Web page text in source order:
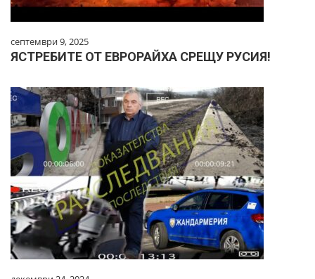
септември 9, 2025
ЯСТРЕБИТЕ ОТ ЕВРОРАЙХА СРЕЩУ РУСИЯ!